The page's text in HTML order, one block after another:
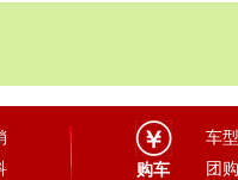
购车
车型
团购